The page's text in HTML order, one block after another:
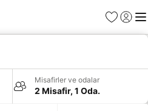
Favoriler
Giriş
Misafirler ve odalar
2 Misafir, 1 Oda.